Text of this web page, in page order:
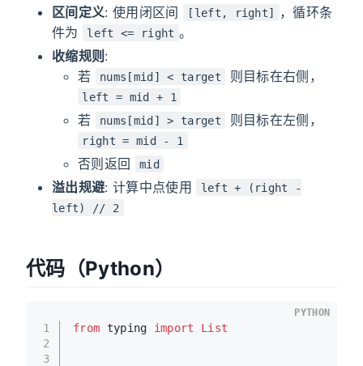
区间定义: 使用闭区间 [left, right]
，循环条
件为
left <= right 。
收缩规则 :
若
nums[mid] < target 则目标在右侧，
left = mid + 1
若 nums[mid] > target 则目标在左侧，
right = mid - 1
否则返回 mid
溢出规避: 计算中点使用
left + (right -
left) // 2
代码（Python）
1
2
3
from typing import List
PYTHON